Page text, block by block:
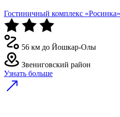
Гостиничный комплекс «Росинка»
56 км до Йошкар-Олы
Звениговский район
Узнать больше